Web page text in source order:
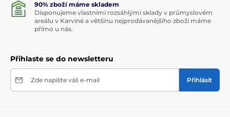
90% zboží máme skladem
Disponujeme vlastními rozsáhlými sklady v průmyslovém
areálu v Karviné a většinu nejprodávanějšího zboží máme
přímo u nás.
Přihlaste se do newsletteru
Zde napište váš e-mail Přihlásit